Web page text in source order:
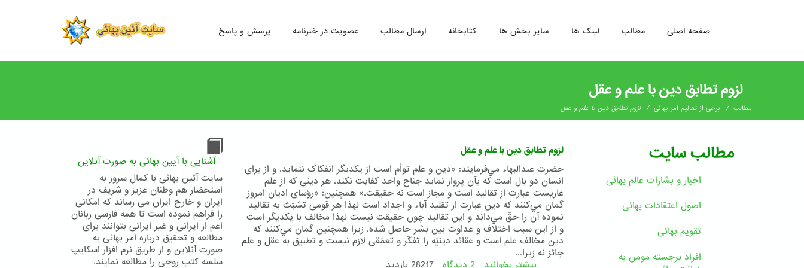
رفتن
پرسش و پاسخ عضویت در خبرنامه ارسال مطالب کتابخانه سایر بخش ها لینک ها مطالب صفحه اصلی
لزوم تطابق دین با علم و عقل
مطالب / برخی از تعالیم امر بهائی / لزوم تطابق دین با علم و عقل
لزوم تطابق دین با علم و عقل
حضرت عبدالبهاء مي‌فرمايند: «دين و علم توأم است از يکديگر انفکاک ننمايد. و از برای
انسان دو بال است که بآن پرواز نمايد جناح واحد کفايت نکند. هر دينی که از علم
عاريست عبارت از تقاليد است و مجاز است نه حقيقت.» همچنین: «رؤسای اديان امروز
گمان مي‌کنند که دين عبارت از تقليد آباء و اجداد است لهذا هر قومی تشبّث به تقاليد
نموده آن را حقّ مي‌داند و اين تقاليد چون حقيقت نيست لهذا مخالف با يکديگر است
و از اين سبب اختلاف و عداوت بين بشر حاصل شده. زيرا همچنين گمان مي‌کنند که
دين مخالف علم است و عقائد دينيّه را تفکّر و تعمّقی لازم نيست و تطبيق به عقل و علم
جائز نه زيرا...
بیشتر بخوانید درباره
2 دیدگاه 28217 بازدید
آشنایی با آیین بهائی به صورت آنلاین
سایت آئین بهائی با کمال سرور به
استحضار هم وطنان عزیز و شریف در
ایران و خارج ایران می رساند که امکانی
را فراهم نموده است تا همه فارسی زبانان
اعم از ایرانی و غیر ایرانی بتوانند برای
مطالعه و تحقیق درباره امر بهائی به
صورت آنلاین و از طریق نرم افزار اسکایپ
سلسه کتب روحی را مطالعه نمایند.
مطالب سایت
اخبار و بشارات عالم بهائى
اصول اعتقادات بهائی
تقویم بهائی
افراد برجسته مومن به